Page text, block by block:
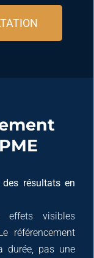
résultats en
effets visibles
référencement
durée, pas une